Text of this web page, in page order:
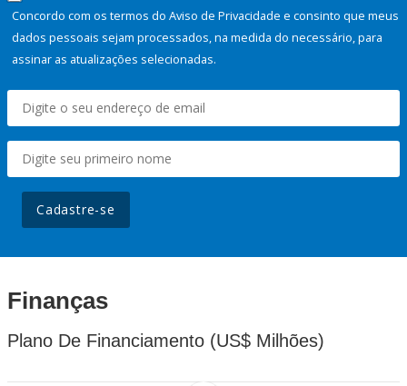
Concordo com os termos do Aviso de Privacidade e consinto que meus
dados pessoais sejam processados, na medida do necessário, para
assinar as atualizações selecionadas.
Cadastre-se
Finanças
Plano De Financiamento (US$ Milhões)